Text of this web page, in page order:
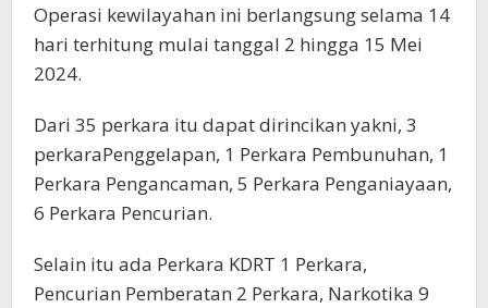
Operasi kewilayahan ini berlangsung selama 14
hari terhitung mulai tanggal 2 hingga 15 Mei
2024.
Dari 35 perkara itu dapat dirincikan yakni, 3
perkara​Penggelapan​, 1 Perkara ​Pembunuhan​, 1
Perkara ​Pengancaman​, 5 Perkara ​Penganiayaan​,
6 Perkara Pencurian​.
Selain itu ada ​Perkara KDRT​ 1 Perkara,
Pencurian Pemberatan 2 Perkara, Narkotika​ 9